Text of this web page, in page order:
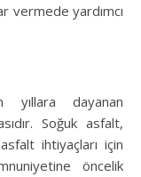
vermede yardımcı
yıllara dayanan
Soğuk asfalt,
ihtiyaçları için
öncelik